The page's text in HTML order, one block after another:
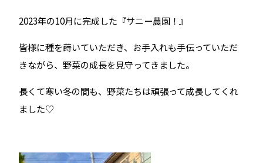
2023年の10月に完成した『サニー農園！』
皆様に種を蒔いていただき、お手入れも手伝っていただ
きながら、野菜の成長を見守ってきました。
長くて寒い冬の間も、野菜たちは頑張って成長してくれ
ました♡